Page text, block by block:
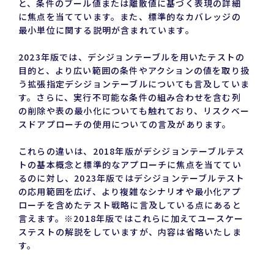
と、条件のブール値または離散値に基づく表現の詳細
に焦点を当てています。また、標準的なカバレッジの
最小単位に関する説明が含まれています。
2023年版では、デシジョンテーブルを用いたテストの
目的と、より広い範囲の条件やアクションの値を取り扱
う拡張指定デシジョンテーブルについても言及していま
す。さらに、実行不可能な条件の組み合わせを含む列
の削除や表の最小化についても触れており、リスクベー
スドアプローチの使用についての言及があります。
これらの違いは、2018年版がデシジョンテーブルテス
トの基本概念と標準的なアプローチに焦点を当ててい
るのに対し、2023年版ではデシジョンテーブルテスト
の応用範囲を広げ、より複雑なシナリオや最小化アプ
ローチを含めたテスト戦略に言及している点にあると
言えます。※2018年版ではこれらに加えてユースケー
ステストの解説をしていますが、内容は省略いたしま
す。